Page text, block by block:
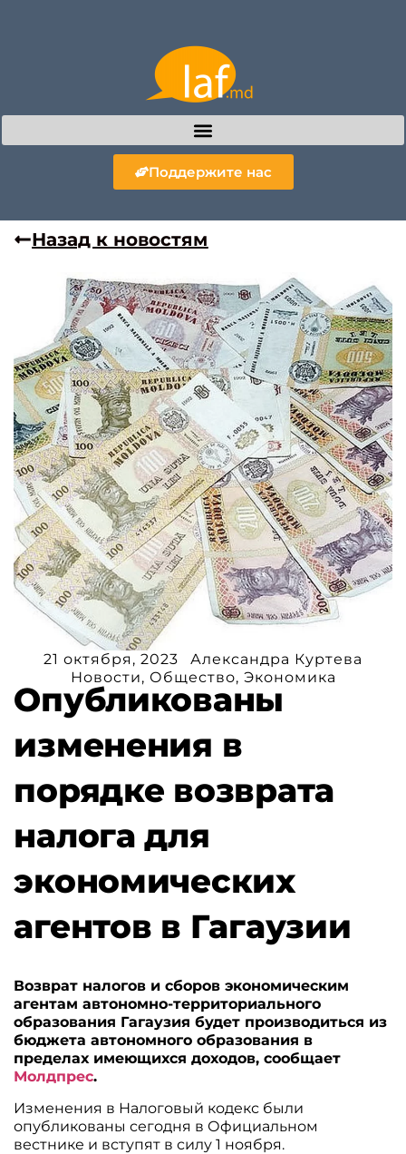
Поддержите нас
Назад к новостям
21 октября, 2023
Александра Куртева
Новости, Общество, Экономика
Опубликованы
изменения в
порядке возврата
налога для
экономических
агентов в Гагаузии
Возврат налогов и сборов экономическим
агентам автономно-территориального
образования Гагаузия будет производиться из
бюджета автономного образования в
пределах имеющихся доходов, сообщает
Молдпрес.
Изменения в Налоговый кодекс были
опубликованы сегодня в Официальном
вестнике и вступят в силу 1 ноября.